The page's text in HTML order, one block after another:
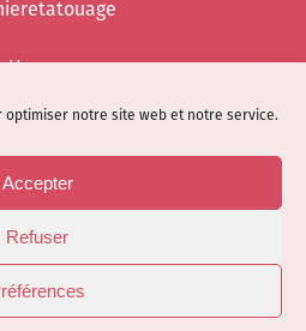
optimiser notre site web et notre service.
Accepter
Refuser
Dénode- Illustrations par
droits réservés